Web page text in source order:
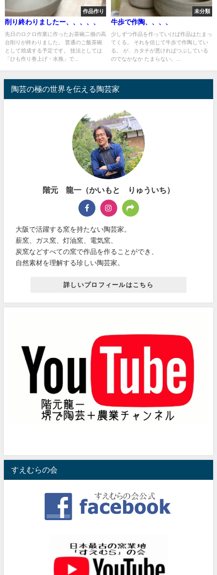
作品作り
削り終わりましたー、、、、、
先日のロクロ作業に作ったお茶碗二個の高
台削りが終わりました。 普通のご飯茶碗
として焼成する予定です。 技法としては
「ひも作り巻上げ・水挽」で...
未分類
牛歩で作陶、、、、
少しずつ作品を作っていけば作品はたまっ
てくる。 それを信じて牛歩で作陶してい
る。 が、カタチが悪ければつぶしている
のでなかなか たまらない。...
陶芸の極の世界を伝える陶芸家
階元 龍一（かいもと りゅういち）
大阪で活躍する窯を持たない陶芸家。
薪窯、ガス窯、灯油窯、電気窯、
炭窯などすべての窯で作品を作ることができ、
自然素材を理解する珍しい陶芸家。
詳しいプロフィールはこちら
すえむらの会